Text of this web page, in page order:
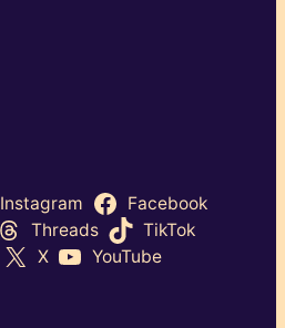
Instagram
Facebook
Threads
TikTok
X YouTube